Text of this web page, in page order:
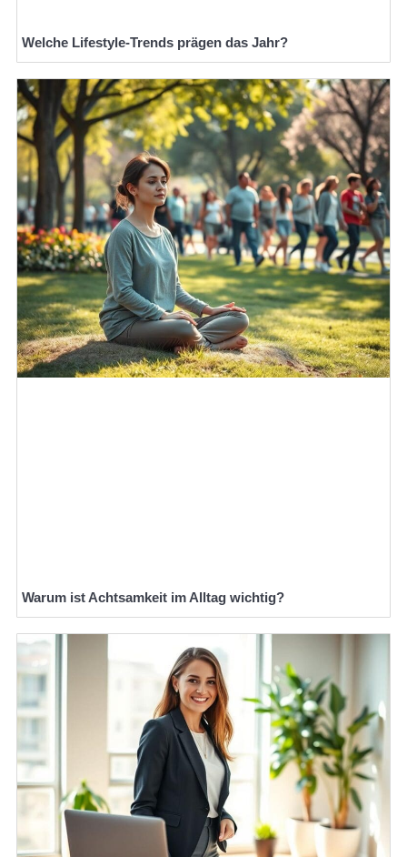
Welche Lifestyle-Trends prägen das Jahr?
Warum ist Achtsamkeit im Alltag wichtig?